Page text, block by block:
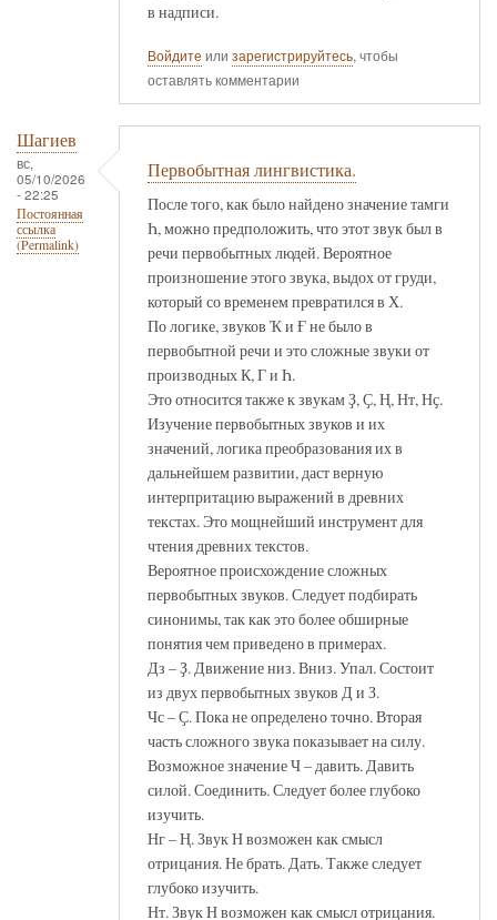
в надписи.
Войдите или зарегистрируйтесь, чтобы
оставлять комментарии
Шагиев
вс,
05/10/2026
- 22:25
Постоянная
ссылка
(Permalink)
Первобытная лингвистика.
После того, как было найдено значение тамги
Һ, можно предположить, что этот звук был в
речи первобытных людей. Вероятное
произношение этого звука, выдох от груди,
который со временем превратился в Х.
По логике, звуков Ҡ и Ғ не было в
первобытной речи и это сложные звуки от
производных К, Г и Һ.
Это относится также к звукам Ҙ, Ҫ, Ң, Нт, Нҫ.
Изучение первобытных звуков и их
значений, логика преобразования их в
дальнейшем развитии, даст верную
интерпритацию выражений в древних
текстах. Это мощнейший инструмент для
чтения древних текстов.
Вероятное происхождение сложных
первобытных звуков. Следует подбирать
синонимы, так как это более обширные
понятия чем приведено в примерах.
Дз – Ҙ. Движение низ. Вниз. Упал. Состоит
из двух первобытных звуков Д и З.
Чс – Ҫ. Пока не определено точно. Вторая
часть сложного звука показывает на силу.
Возможное значение Ч – давить. Давить
силой. Соединить. Следует более глубоко
изучить.
Нг – Ң. Звук Н возможен как смысл
отрицания. Не брать. Дать. Также следует
глубоко изучить.
Нт. Звук Н возможен как смысл отрицания.